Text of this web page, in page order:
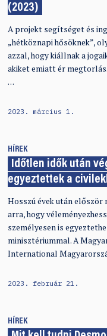
(2023)
A projekt segítséget és
„hétköznapi hősöknek”,
azzal, hogy kiállnak a
akiket emiatt ér
…
2023. március 1.
HÍREK
Időtlen idők után
egyeztettek a
Hosszú évek után
arra, hogy
személyesen is
minisztériummal. A
International
2023. február 21.
HÍREK